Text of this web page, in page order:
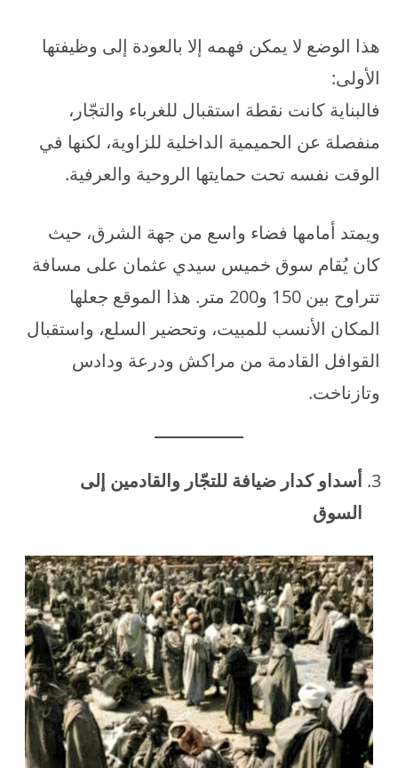
هذا الوضع لا يمكن فهمه إلا بالعودة إلى وظيفتها
الأولى:
فالبناية كانت نقطة استقبال للغرباء والتجّار،
منفصلة عن الحميمية الداخلية للزاوية، لكنها في
الوقت نفسه تحت حمايتها الروحية والعرفية.
ويمتد أمامها فضاء واسع من جهة الشرق، حيث
كان يُقام سوق خميس سيدي عثمان على مسافة
تتراوح بين 150 و200 متر. هذا الموقع جعلها
المكان الأنسب للمبيت، وتحضير السلع، واستقبال
القوافل القادمة من مراكش ودرعة ودادس
وتازناخت.
أسداو كدار ضيافة للتجّار والقادمين إلى
السوق